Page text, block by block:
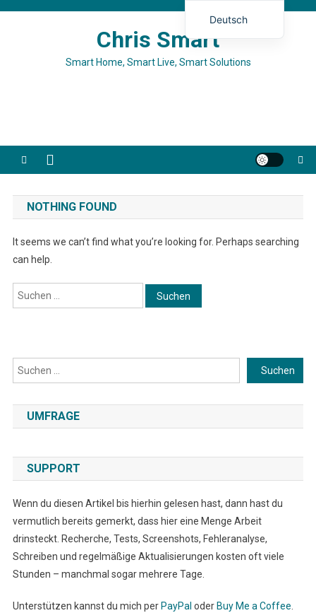
Chris Smart
Smart Home, Smart Live, Smart Solutions
NOTHING FOUND
It seems we can’t find what you’re looking for. Perhaps searching
can help.
Suchen nach:
Suchen Suchen
UMFRAGE
SUPPORT
Wenn du diesen Artikel bis hierhin gelesen hast, dann hast du
vermutlich bereits gemerkt, dass hier eine Menge Arbeit
drinsteckt. Recherche, Tests, Screenshots, Fehleranalyse,
Schreiben und regelmäßige Aktualisierungen kosten oft viele
Stunden – manchmal sogar mehrere Tage.
Unterstützen kannst du mich per PayPal oder Buy Me a Coffee
Deutsch
English (UK)
Español